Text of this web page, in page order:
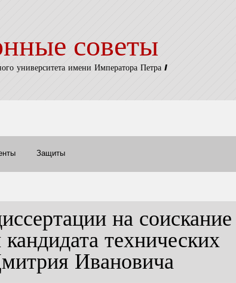
советы
университета имени Императора Петра I
Защиты
на соискание
технических
Ивановича